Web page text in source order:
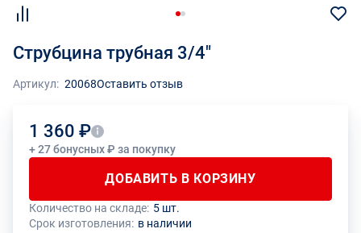
Струбцина трубная 3/4"
Артикул: 20068Оставить отзыв
1 360 ₽
+ 27 бонусных ₽ за покупку
ДОБАВИТЬ В КОРЗИНУ
Общее количество данного товара должно быть кратно размеру
упаковки (1 шт.)
На данный товар производителем установлено ограничение по
размеру минимального заказа
Количество на складе: 5 шт.
Срок изготовления: в наличии